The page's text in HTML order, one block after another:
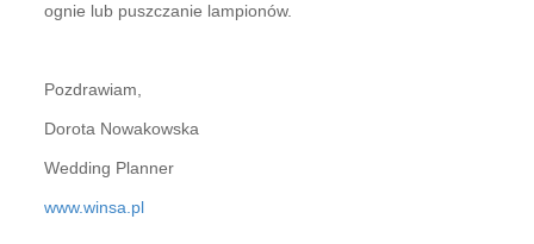
ognie lub puszczanie lampionów.
Pozdrawiam,
Dorota Nowakowska
Wedding Planner
www.winsa.pl